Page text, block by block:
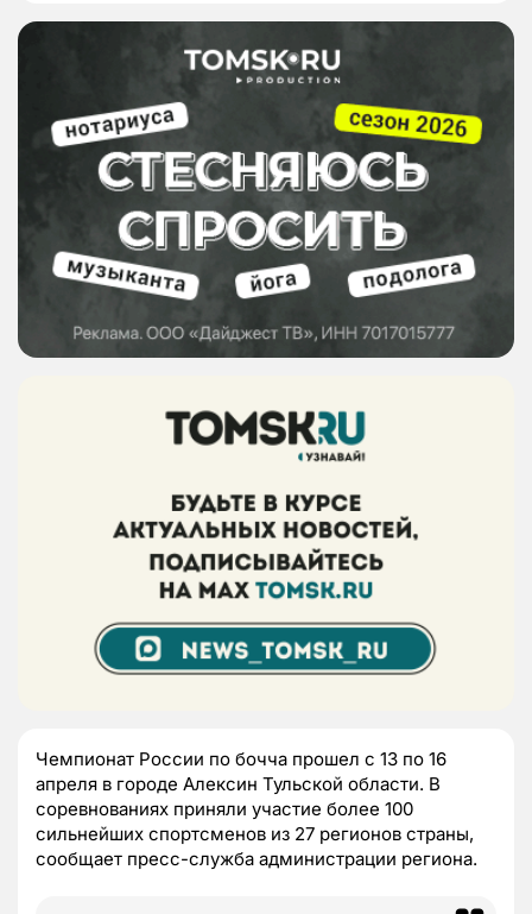
Чемпионат России по бочча прошел с 13 по 16
апреля в городе Алексин Тульской области. В
соревнованиях приняли участие более 100
сильнейших спортсменов из 27 регионов страны,
сообщает пресс-служба администрации региона.